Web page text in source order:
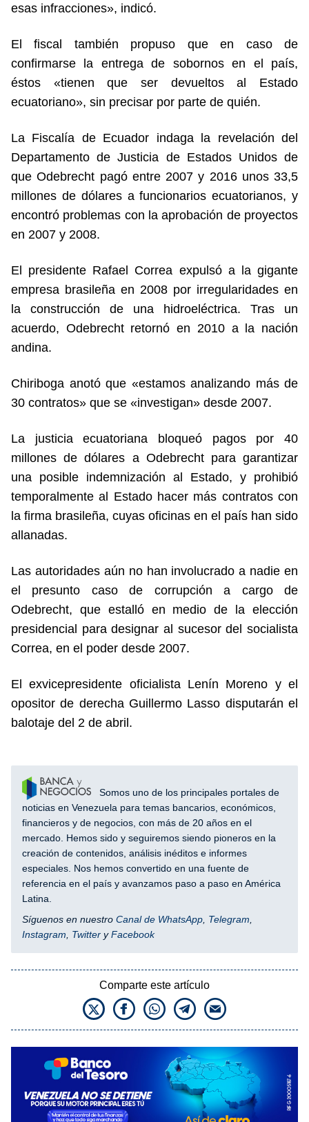
esas infracciones», indicó.
El fiscal también propuso que en caso de
confirmarse la entrega de sobornos en el país,
éstos «tienen que ser devueltos al Estado
ecuatoriano», sin precisar por parte de quién.
La Fiscalía de Ecuador indaga la revelación del
Departamento de Justicia de Estados Unidos de
que Odebrecht pagó entre 2007 y 2016 unos 33,5
millones de dólares a funcionarios ecuatorianos, y
encontró problemas con la aprobación de proyectos
en 2007 y 2008.
El presidente Rafael Correa expulsó a la gigante
empresa brasileña en 2008 por irregularidades en
la construcción de una hidroeléctrica. Tras un
acuerdo, Odebrecht retornó en 2010 a la nación
andina.
Chiriboga anotó que «estamos analizando más de
30 contratos» que se «investigan» desde 2007.
La justicia ecuatoriana bloqueó pagos por 40
millones de dólares a Odebrecht para garantizar
una posible indemnización al Estado, y prohibió
temporalmente al Estado hacer más contratos con
la firma brasileña, cuyas oficinas en el país han sido
allanadas.
Las autoridades aún no han involucrado a nadie en
el presunto caso de corrupción a cargo de
Odebrecht, que estalló en medio de la elección
presidencial para designar al sucesor del socialista
Correa, en el poder desde 2007.
El exvicepresidente oficialista Lenín Moreno y el
opositor de derecha Guillermo Lasso disputarán el
balotaje del 2 de abril.
Somos uno de los principales portales de
noticias en Venezuela para temas bancarios, económicos,
financieros y de negocios, con más de 20 años en el
mercado. Hemos sido y seguiremos siendo pioneros en la
creación de contenidos, análisis inéditos e informes
especiales. Nos hemos convertido en una fuente de
referencia en el país y avanzamos paso a paso en América
Latina.
Síguenos en nuestro Canal de WhatsApp Telegram
Instagram
Twitter yFacebook
Comparte este artículo